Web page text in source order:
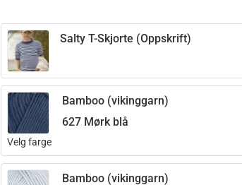
Salty T-Skjorte (Oppskrift)
Velg farge
Bamboo (vikinggarn)
627 Mørk blå
Bamboo (vikinggarn)